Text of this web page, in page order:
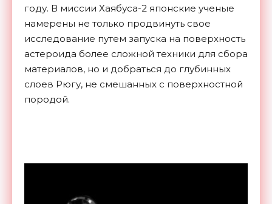
году. В миссии Хаябуса-2 японские ученые
намерены не только продвинуть свое
исследование путем запуска на поверхность
астероида более сложной техники для сбора
материалов, но и добраться до глубинных
слоев Рюгу, не смешанных с поверхностной
породой.